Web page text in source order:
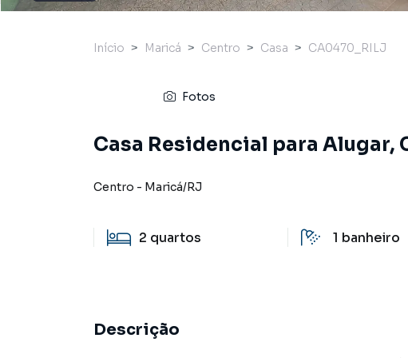
Início Maricá Centro Casa CA0470_RILJ
Fotos
Casa Residencial para Alugar,
Centro - Maricá/RJ
2 quartos 1 banheiro
Descrição